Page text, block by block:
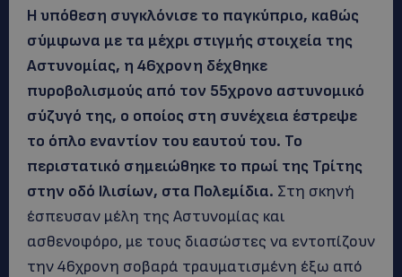
Η υπόθεση συγκλόνισε το παγκύπριο, καθώς
σύμφωνα με τα μέχρι στιγμής στοιχεία της
Αστυνομίας, η 46χρονη δέχθηκε
πυροβολισμούς από τον 55χρονο αστυνομικό
σύζυγό της, ο οποίος στη συνέχεια έστρεψε
το όπλο εναντίον του εαυτού του. Το
περιστατικό σημειώθηκε το πρωί της Τρίτης
στην οδό Ιλισίων, στα Πολεμίδια. Στη σκηνή
έσπευσαν μέλη της Αστυνομίας και
ασθενοφόρο, με τους διασώστες να εντοπίζουν
την 46χρονη σοβαρά τραυματισμένη έξω από